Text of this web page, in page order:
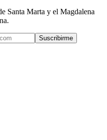
Santa Marta y el Magdalena
Suscribirme